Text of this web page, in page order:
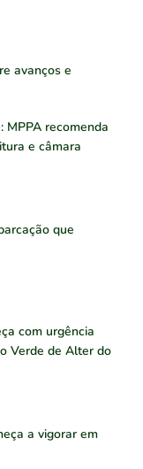
avanços e
MPPA recomenda
e câmara
que
com urgência
Verde de Alter do
a vigorar em